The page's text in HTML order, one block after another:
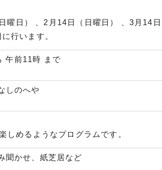
曜日） 、2月14日（日曜日） 、3月14日
行います。
午前11時 まで
しのへや
しめるようなプログラムです。
聞かせ、紙芝居など